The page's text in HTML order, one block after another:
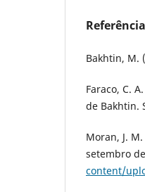
Bakhtin, M.
Faraco, C.
de Bakhtin.
Moran, J.
setembro
content/